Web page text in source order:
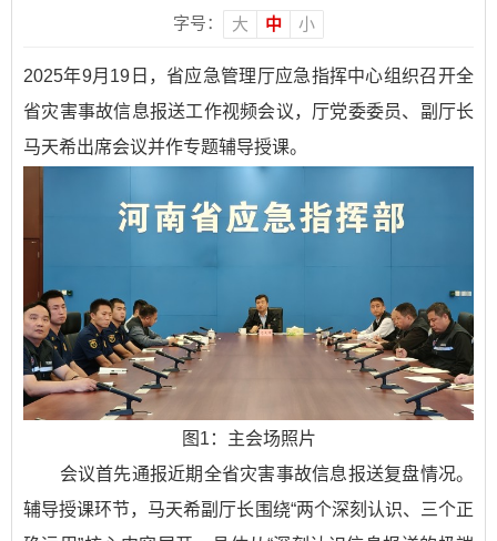
字号：
大 中 小
2025年9月19日，省应急管理厅应急指挥中心组织召开全
省灾害事故信息报送工作视频会议，厅党委委员、副厅长
马天希出席会议并作专题辅导授课。
图1：主会场照片
会议首先通报近期全省灾害事故信息报送复盘情况。
辅导授课环节，马天希副厅长围绕“两个深刻认识、三个正